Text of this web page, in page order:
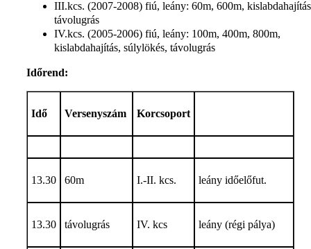
III.kcs. (2007-2008) fiú, leány: 60m, 600m,
távolugrás
IV.kcs. (2005-2006) fiú, leány: 100m, 400m, 800m,
kislabdahajítás, súlylökés, távolugrás
Időrend:
Idő Versenyszám Korcsoport
13.30 60m I.-II. kcs. leány időelőfut.
13.30 távolugrás IV. kcs leány (régi pálya)